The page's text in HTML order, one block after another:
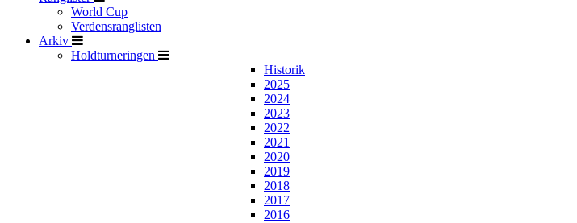
World Cup
Verdensranglisten
Arkiv
Holdturneringen
Historik
2025
2024
2023
2022
2021
2020
2019
2018
2017
2016